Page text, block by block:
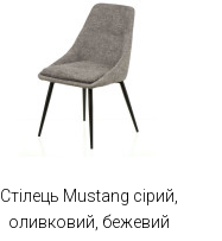
Стілець Mustang сірий,
оливковий, бежевий